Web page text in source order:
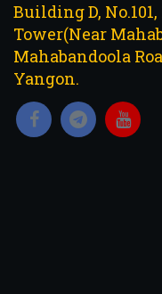
Building D,
Tower(Near
Mahabandoola
Yangon.